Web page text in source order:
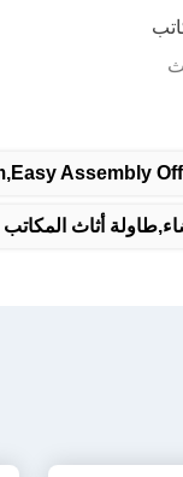
Assembly
أثاث